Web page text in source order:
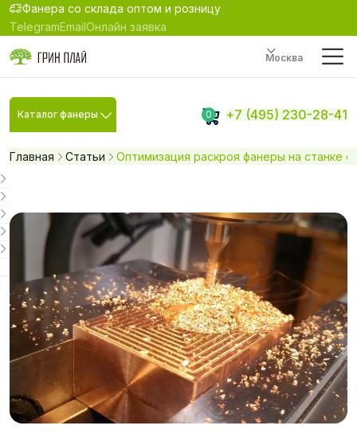
Фанера со склада оптом и розницу
TelegramEmailОнлайн заявка
Москва
Каталог фанеры 0 +7 (495) 230-28-41
Главная Статьи Оптимизация раскроя фанеры на станке